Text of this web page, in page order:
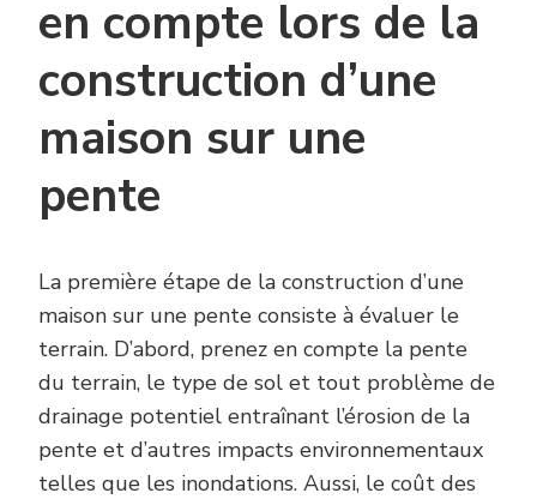
en compte lors de la
construction d’une
maison sur une
pente
La première étape de la construction d’une
maison sur une pente consiste à évaluer le
terrain. D’abord, prenez en compte la pente
du terrain, le type de sol et tout problème de
drainage potentiel entraînant l’érosion de la
pente et d’autres impacts environnementaux
telles que les inondations. Aussi, le coût des